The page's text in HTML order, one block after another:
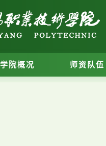
学院概况 师资队伍